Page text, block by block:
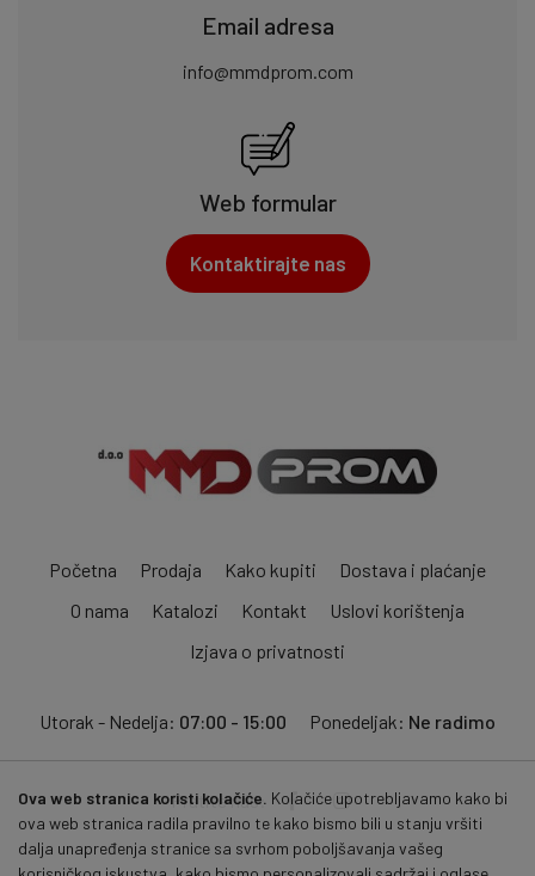
Email adresa
info@mmdprom.com
Web formular
Kontaktirajte nas
Početna Prodaja Kako kupiti
Dostava i plaćanje
O nama
Katalozi Kontakt
Uslovi korištenja
Izjava o privatnosti
Utorak - Nedelja: 07:00 - 15:00 Ponedeljak: Ne radimo
Pratite nas:
Ova web stranica koristi kolačiće. Kolačiće upotrebljavamo kako bi
ova web stranica radila pravilno te kako bismo bili u stanju vršiti
dalja unapređenja stranice sa svrhom poboljšavanja vašeg